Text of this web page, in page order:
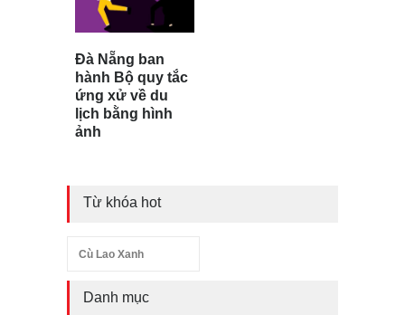
Đà Nẵng ban
hành Bộ quy tắc
ứng xử về du
lịch bằng hình
ảnh
Từ khóa hot
Cù Lao Xanh
Danh mục